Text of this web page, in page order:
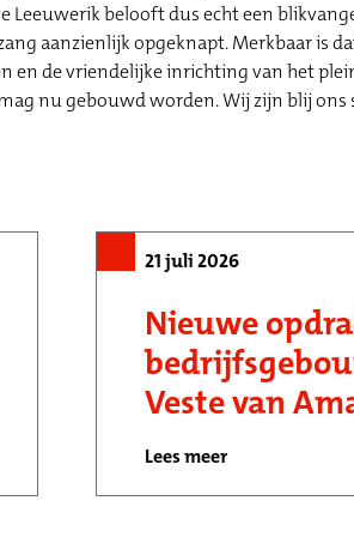
Leeuwerik belooft dus echt een
aanzienlijk opgeknapt. Merkbaar is
en de vriendelijke inrichting van het
nu gebouwd worden. Wij zijn blij
21 juli 2026
Nieuwe
Veste van
Lees meer